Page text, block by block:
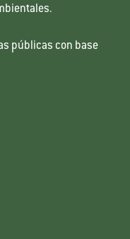
públicas con base